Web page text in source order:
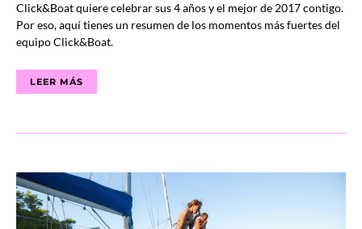
Click&Boat quiere celebrar sus 4 años y el mejor de 2017 contigo.
Por eso, aquí tienes un resumen de los momentos más fuertes del
equipo Click&Boat.
LEER MÁS